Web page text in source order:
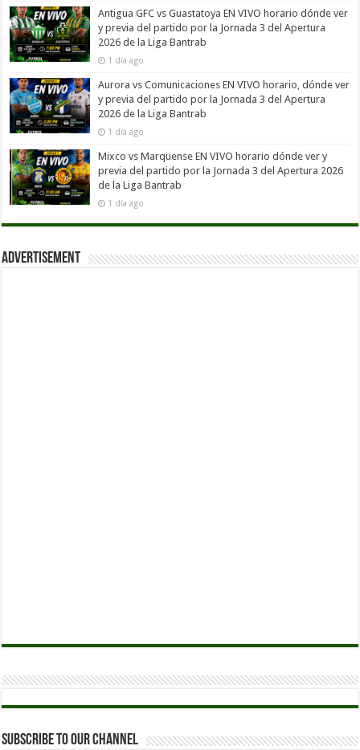
Antigua GFC vs Guastatoya EN VIVO horario dónde ver
y previa del partido por la Jornada 3 del Apertura
2026 de la Liga Bantrab
1 día ago
Aurora vs Comunicaciones EN VIVO horario, dónde ver
y previa del partido por la Jornada 3 del Apertura
2026 de la Liga Bantrab
1 día ago
Mixco vs Marquense EN VIVO horario dónde ver y
previa del partido por la Jornada 3 del Apertura 2026
de la Liga Bantrab
1 día ago
Advertisement
Subscribe to our Channel